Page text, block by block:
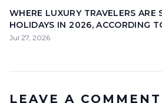
WHERE LUXURY TRAVELERS ARE
HOLIDAYS IN 2026, ACCORDING
Jul 27, 2026
LEAVE A COMMENT